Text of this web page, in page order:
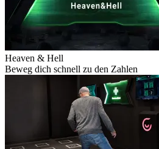
Heaven & Hell
Beweg dich schnell zu den Zahlen